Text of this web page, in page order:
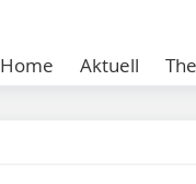
Home Aktuell